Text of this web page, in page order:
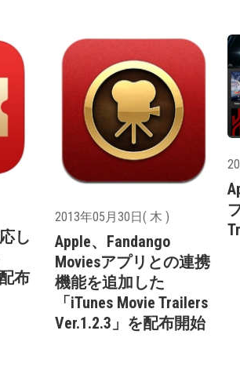
し
布
2013年05月30日( 木 )
Apple、Fandango
Moviesアプリとの連携
機能を追加した
「iTunes Movie Trailers
Ver.1.2.3」を配布開始